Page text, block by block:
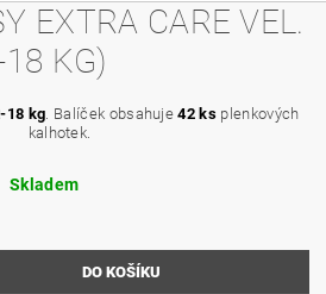
EXTRA CARE VEL.
KG)
18 kg . Balíček obsahuje42 ks plenkových
kalhotek.
Skladem